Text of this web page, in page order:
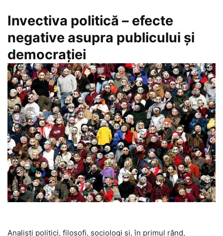
Invectiva politică – efecte
negative asupra publicului și
democrației
Analişti politici, filosofi, sociologi şi, în primul rând,